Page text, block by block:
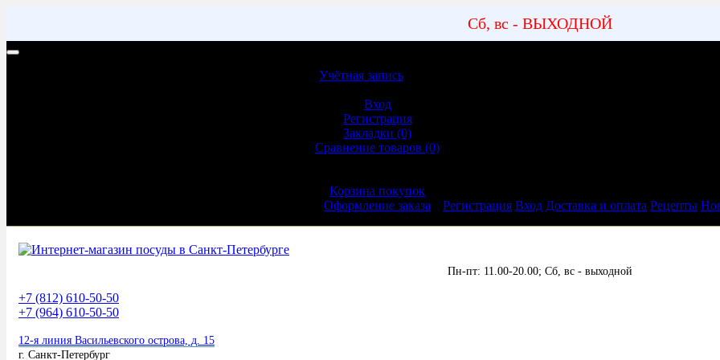
Сб, вс - ВЫХОДНОЙ
Учётная запись
Вход
Регистрация
Закладки (0)
Сравнение товаров (0)
Корзина покупок
Оформление заказа
Регистрация Вход Доставка и оплата Рецепты
Пн-пт: 11.00-20.00; Сб, вс - выходной
+7 (812) 610-50-50
+7 (964) 610-50-50
12-я линия Васильевского острова, д. 15
г. Санкт-Петербург